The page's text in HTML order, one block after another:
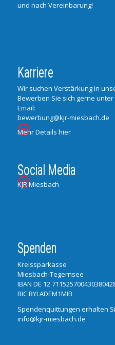
und nach Vereinbarung!
Karriere
Wir suchen Verstärkung in
Bewerben Sie sich gerne
Email:
bewerbung@kjr-miesbach.de
Mehr Details hier
Social Media
KJR Miesbach
Spenden
Kreissparkasse
Miesbach-Tegernsee
IBAN DE 12
BIC BYLADEM1MIB
Spendenquittungen erhalten
info@kjr-miesbach.de